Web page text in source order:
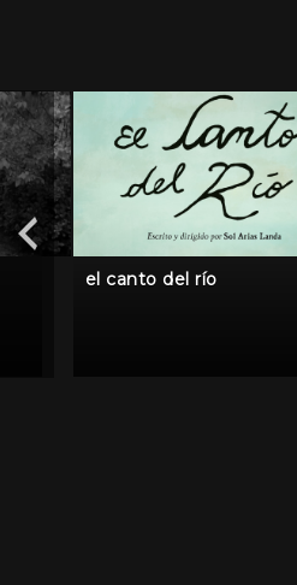
el canto del río